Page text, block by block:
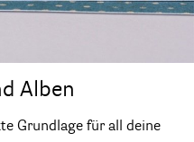
Alben
Grundlage für all deine